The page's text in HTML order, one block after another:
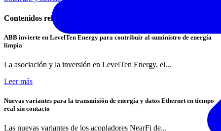
Contenidos relacionados
ABB invierte en LevelTen Energy para contribuir al suministro de energía
limpia
La asociación y la inversión en LevelTen Energy, el...
Leer más
Nuevas variantes para la transmisión de energía y datos Ethernet en tiempo
real sin contacto
Las nuevas variantes de los acopladores NearFi de...